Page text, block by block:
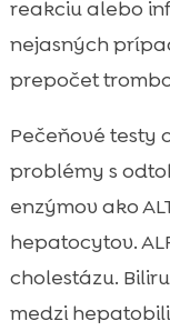
reakciu alebo
nejasných
prepočet
Pečeňové testy
problémy s
enzýmov ako
hepatocytov.
cholestázu.
medzi